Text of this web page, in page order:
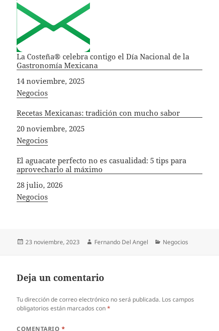
La Costeña® celebra contigo el Día Nacional de la
Gastronomía Mexicana
Fecha
14 noviembre, 2025
In relation to
Negocios
Recetas Mexicanas: tradición con mucho sabor
Fecha
20 noviembre, 2025
In relation to
Negocios
El aguacate perfecto no es casualidad: 5 tips para
aprovecharlo al máximo
Fecha
28 julio, 2026
In relation to
Negocios
Publicado
23 noviembre, 2023 Autor
Fernando Del Angel Categorías
Negocios
Deja un comentario
Tu dirección de correo electrónico no será publicada. Los campos
obligatorios están marcados con*
COMENTARIO *